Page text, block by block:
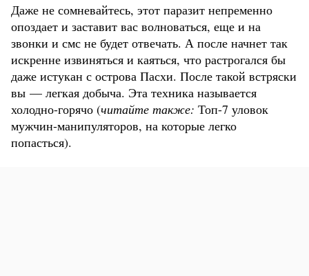
Даже не сомневайтесь, этот паразит непременно
опоздает и заставит вас волноваться, еще и на
звонки и смс не будет отвечать. А после начнет так
искренне извиняться и каяться, что растрогался бы
даже истукан с острова Пасхи. После такой встряски
вы — легкая добыча. Эта техника называется
холодно-горячо (читайте также: Топ-7 уловок
мужчин-манипуляторов, на которые легко
попасться).